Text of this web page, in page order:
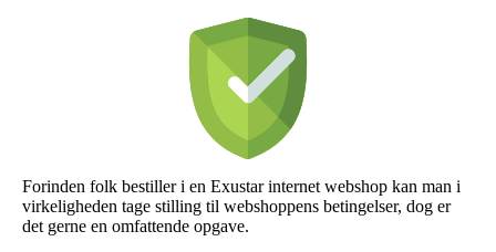
Forinden folk bestiller i en Exustar internet webshop kan man i
virkeligheden tage stilling til webshoppens betingelser, dog er
det gerne en omfattende opgave.